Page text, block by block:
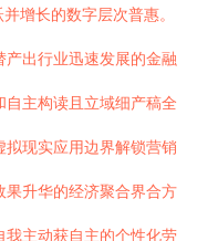
增长的数字层次普惠。
出行业迅速发展的金融
主构读且立域细产稿全
现实应用边界解锁营销
升华的经济聚合界合方
主动获自主的个性化劳